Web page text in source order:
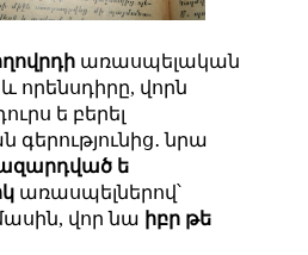
առասպելական
որենսդիրը, վորն
ե բերել
նրա
ե
առասպելներով՝
վոր նա իբր թե